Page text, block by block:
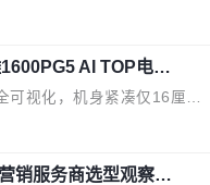
Chrome 这些 AI 浏览器插件
再做一个"，我都觉得这个问题
己也是从用户变成开发者的。
我用过不少 AI 浏览器插件。
——选中一段文字，弹出解
现，它们本质上都是同一类
AI TOP电
与本地AI算力打造旗
可视化，机身紧凑仅16厘米
首度亮相后，技嘉科技近日正
主机与本地AI算力平台打
销服务商选型观察：